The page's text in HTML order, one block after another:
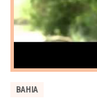
BAHIA